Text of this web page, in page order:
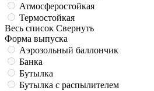
Атмосферостойкая
Термостойкая
Весь список Свернуть
Форма выпуска
Аэрозольный баллончик
Банка
Бутылка
Бутылка с распылителем